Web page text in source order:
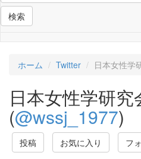
検索
ホーム Twitter 日本女性学
日本女性学研究
(@wssj_1977)
投稿 お気に入り フ